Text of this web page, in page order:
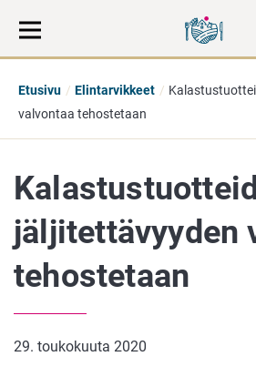
suoraan
sisältöön
koko
sivuston
Etusivu Elintarvikkeet
valvontaa tehostetaan
jäljitettävyyden
tehostetaan
29. toukokuuta 2020